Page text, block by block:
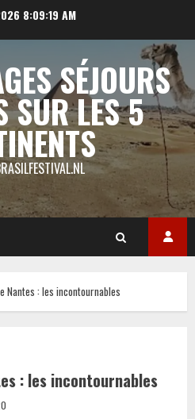
8:09:19 AM
SÉJOURS
SUR LES 5
Nantes : les incontournables
: les incontournables